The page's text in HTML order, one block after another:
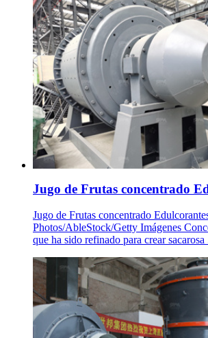
Jugo de Frutas concentrado
Jugo de Frutas concentrado
Photos/AbleStock/Getty Imágenes
que ha sido refinado para crear sacarosa